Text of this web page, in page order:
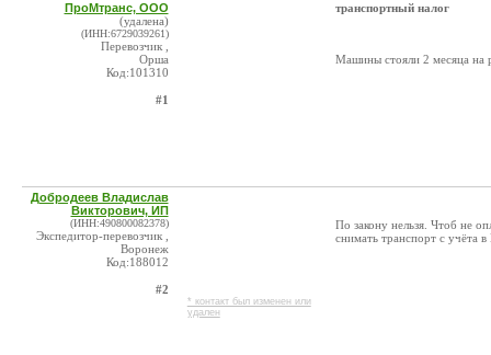
ПроМтранс, ООО
(удалена)
(ИНН:6729039261)
Перевозчик ,
Орша
Код:101310
#1
транспортный налог
Машины стояли 2 месяца на
Добродеев Владислав
Викторович, ИП
(ИНН:490800082378)
Экспедитор-перевозчик ,
Воронеж
Код:188012
#2
* контакт был изменен или
удален
По закону нельзя. Чтоб не
снимать транспорт с учёта в